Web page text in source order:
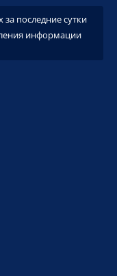
последние сутки
информации